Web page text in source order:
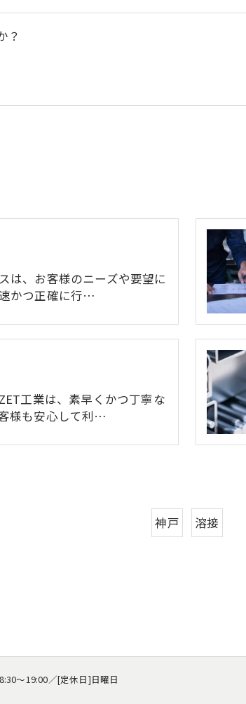
？
は、お客様のニーズや要望に
かつ正確に行…
工業は、素早くかつ丁寧な
様も安心して利…
神戸 溶接
〜19:00／[定休日]日曜日